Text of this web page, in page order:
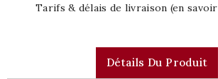
Tarifs & délais de livraison (en
Détails Du Produit